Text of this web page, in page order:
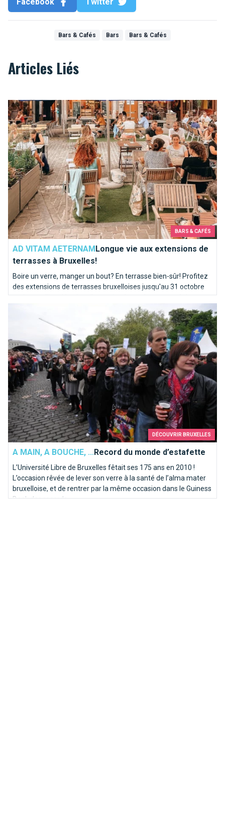
Bars & Cafés Bars Bars & Cafés
Articles Liés
BARS & CAFÉS
AD VITAM AETERNAMLongue vie aux extensions de
terrasses à Bruxelles!
Boire un verre, manger un bout? En terrasse bien-sûr! Profitez
des extensions de terrasses bruxelloises jusqu'au 31 octobre
mais pas d'inquiétude : elles reviendront chaque année!
Longue vie aux extensions de terrasses à Bruxelles!
DÉCOUVRIR BRUXELLES
A MAIN, A BOUCHE, ... Record du monde d’estafette
L’Université Libre de Bruxelles fêtait ses 175 ans en 2010 !
L’occasion rêvée de lever son verre à la santé de l’alma mater
bruxelloise, et de rentrer par la même occasion dans le Guiness
Book des records.